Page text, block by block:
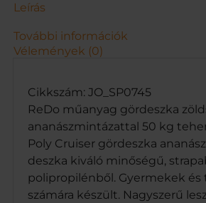
n
a
n
s
m
i
n
t
á
Leírás
További információk
Vélemények (0)
Cikkszám: JO_SP0745
ReDo műanyag gördeszka
ananászmintázattal 50 kg
Poly Cruiser gördeszka
deszka kiváló minőségű,
polipropilénből. Gyermekek és
számára készült. Nagyszerű